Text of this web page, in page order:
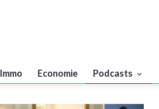
Immo Economie Podcasts